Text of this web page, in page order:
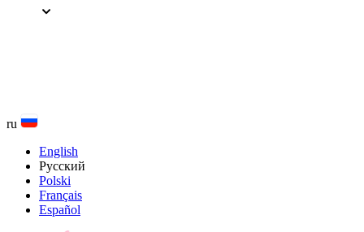
Перейти
ru
English
Русский
Polski
Français
Español